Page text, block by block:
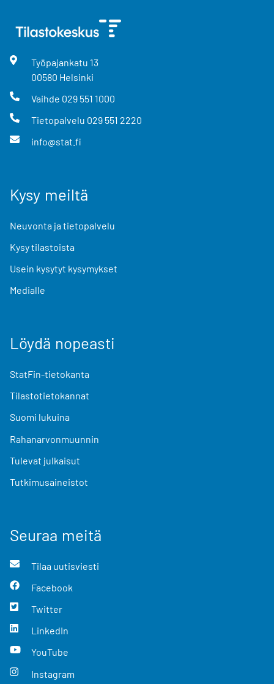
Työpajankatu 13
00580 Helsinki
Vaihde 029 551 1000
Tietopalvelu 029 551 2220
info@stat.fi
Kysy meiltä
Neuvonta ja tietopalvelu
Kysy tilastoista
Usein kysytyt kysymykset
Medialle
Löydä nopeasti
StatFin-tietokanta
Tilastotietokannat
Suomi lukuina
Rahanarvonmuunnin
Tulevat julkaisut
Tutkimusaineistot
Seuraa meitä
Tilaa uutisviesti
Facebook
Twitter
LinkedIn
YouTube
Instagram